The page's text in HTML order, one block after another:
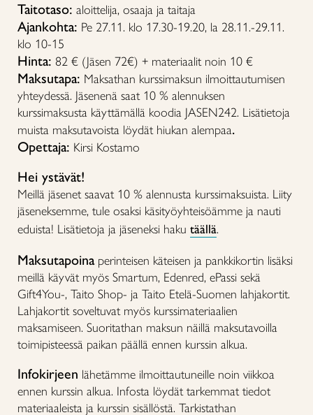
Taitotaso: aloittelija, osaaja ja taitaja
Ajankohta: Pe 27.11. klo 17.30-19.20, la 28.11.-29.11.
klo 10-15
Hinta: 82 € (Jäsen 72€) + materiaalit noin 10 €
Maksutapa: Maksathan kurssimaksun ilmoittautumisen
yhteydessä. Jäsenenä saat 10 % alennuksen
kurssimaksusta käyttämällä koodia JASEN242. Lisätietoja
muista maksutavoista löydät hiukan alempaa.
Opettaja: Kirsi Kostamo
Hei ystävät!
Meillä jäsenet saavat 10 % alennusta kurssimaksuista. Liity
jäseneksemme, tule osaksi käsityöyhteisöämme ja nauti
eduista! Lisätietoja ja jäseneksi haku täällä.
Maksutapoinaperinteisen käteisen ja pankkikortin lisäksi
meillä käyvät myös Smartum, Edenred, ePassi sekä
Gift4You-, Taito Shop- ja Taito Etelä-Suomen lahjakortit.
Lahjakortit soveltuvat myös kurssimateriaalien
maksamiseen. Suoritathan maksun näillä maksutavoilla
toimipisteessä paikan päällä ennen kurssin alkua.
Infokirjeen lähetämme ilmoittautuneille noin viikkoa
ennen kurssin alkua. Infosta löydät tarkemmat tiedot
materiaaleista ja kurssin sisällöstä. Tarkistathan